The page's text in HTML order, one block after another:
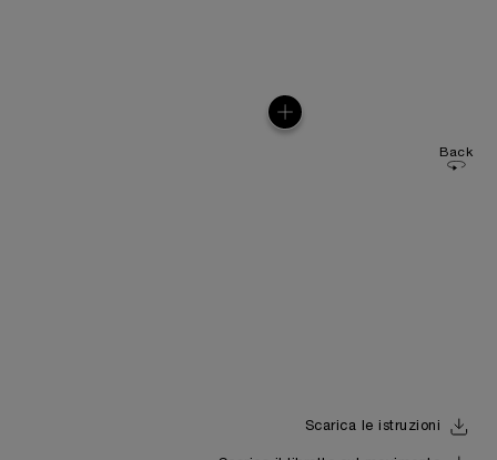
Back
Scarica le istruzioni